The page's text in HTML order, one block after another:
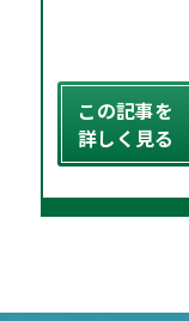
この記事を
詳しく見る